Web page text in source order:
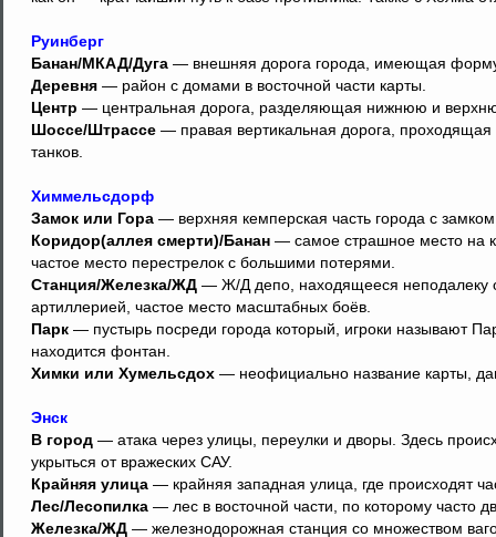
Руинберг
Банан/МКАД/Дуга — внешняя дорога города, имеющая
Деревня — район с домами в восточной части карты.
Центр — центральная дорога, разделяющая нижнюю и
Шоссе/Штрассе — правая вертикальная дорога,
танков.
Химмельсдорф
Замок или Гора — верхняя кемперская часть города с
Коридор(аллея смерти)/Банан — самое страшное место на
частое место перестрелок с большими потерями.
Станция/Железка/ЖД — Ж/Д депо, находящееся неподалеку
артиллерией, частое место масштабных боёв.
Парк — пустырь посреди города который, игроки называют
находится фонтан.
Химки или Хумельсдох — неофициально название карты,
Энск
В город — атака через улицы, переулки и дворы. Здесь
укрыться от вражеских САУ.
Крайняя улица — крайняя западная улица, где происходят
Лес/Лесопилка — лес в восточной части, по которому часто
Железка/ЖД — железнодорожная станция со множеством